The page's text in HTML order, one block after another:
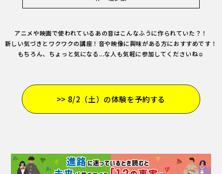
アニメや映画で使われているあの音はこんなふうに作られていた？！
新しい気づきとワクワクの講座！音や映像に興味がある方におすすめです！
もちろん、ちょっと気になる...な人も気軽に参加してくださいね☺️
>> 8/2（土）の体験を予約する